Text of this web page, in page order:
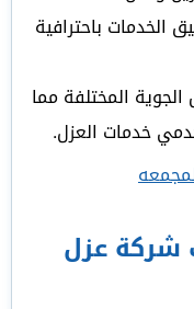
باحترافية
الجوية المختلفة مما
خدمات العزل.
شركة عزل